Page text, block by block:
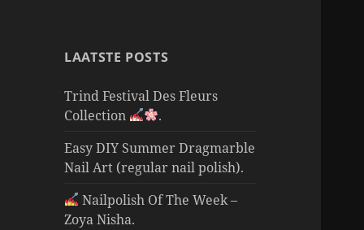
LAATSTE POSTS
Trind Festival Des Fleurs
Collection
.
Easy DIY Summer Dragmarble
Nail Art (regular nail polish).
Nailpolish Of The Week –
Zoya Nisha.